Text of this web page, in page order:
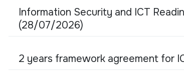
Information Security and ICT
(28/07/2026)
2 years framework agreement for